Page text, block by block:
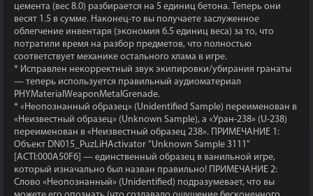
цемента (вес 8.0) разбирается на 5 единиц бетона. Теперь они
весят 1.5 в сумме. Наконец-то вы получаете заслуженное
облегчение инвентаря (экономия 6.5 единиц веса) за то, что
потратили время на разбор предметов, что полностью
соответствует механике остального хлама в игре.
* Исправлен некорректный звук экипировки/убирания гранаты
— теперь используется правильный аудиоматериал
PHYMaterialWeaponMetalGrenade.
* «Неопознанный образец» (Unidentified Sample) переименован в
«Неизвестный образец» (Unknown Sample), а «Уран-238» (U-238)
переименован в «Неизвестный образец 238». ПРИМЕЧАНИЕ 1:
Объект DN015_PuzLiHActivator "Unknown Sample 3111"
[ACTI:000A50F6] — единственный образец в ванильной игре,
который изначально был назван правильно! ПРИМЕЧАНИЕ 2:
Слово «Неопознанный» (Unidentified) подразумевает, что вы